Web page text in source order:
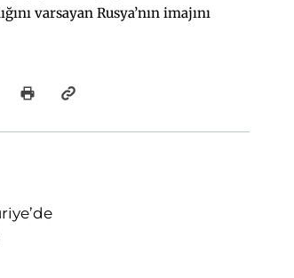
varsayan Rusya’nın imajını